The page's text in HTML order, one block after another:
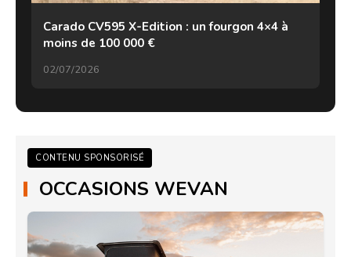
Carado CV595 X-Edition : un fourgon 4×4 à
moins de 100 000 €
02/07/2026
CONTENU SPONSORISÉ
OCCASIONS WEVAN